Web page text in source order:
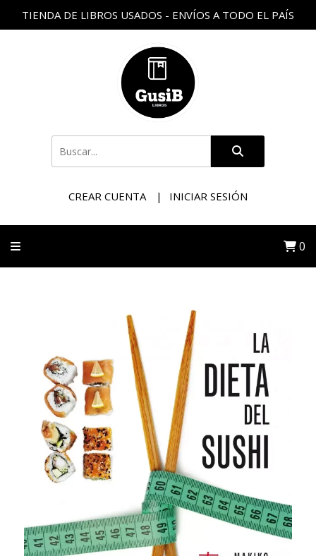
TIENDA DE LIBROS USADOS - ENVÍOS A TODO EL PAÍS
CREAR CUENTA INICIAR SESIÓN
0